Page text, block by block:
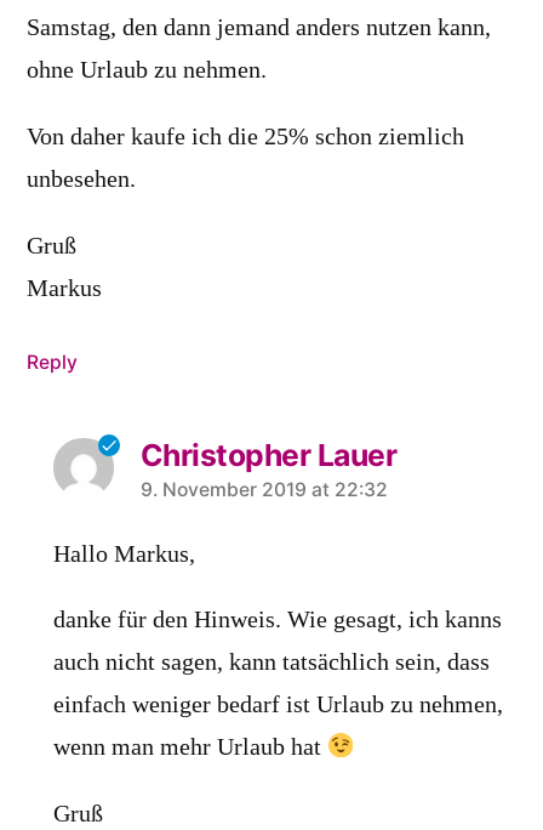
Samstag, den dann jemand anders nutzen kann,
ohne Urlaub zu nehmen.
Von daher kaufe ich die 25% schon ziemlich
unbesehen.
Gruß
Markus
Reply
Christopher Lauer
says:
9. November 2019 at 22:32
Hallo Markus,
danke für den Hinweis. Wie gesagt, ich kanns
auch nicht sagen, kann tatsächlich sein, dass
einfach weniger bedarf ist Urlaub zu nehmen,
wenn man mehr Urlaub hat
Gruß